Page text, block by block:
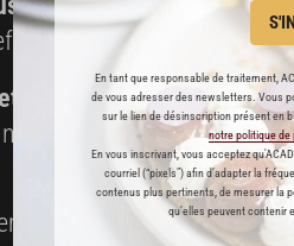
En tant que responsable de traitement,
de vous adresser des newsletters. Vous
sur le lien de désinscription présent en
notre politique
En vous inscrivant, vous acceptez
courriel (“pixels”) afin d’adapter la
contenus plus pertinents, de mesurer la
qu’elles peuvent contenir
préférés
et pâtisserie